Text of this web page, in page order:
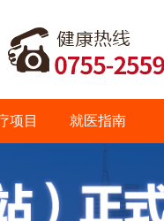
项目 就医指南